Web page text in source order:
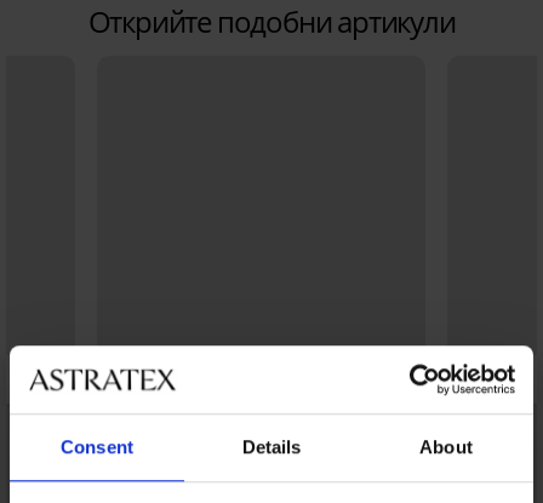
Consent Details About
Открийте подобни артикули